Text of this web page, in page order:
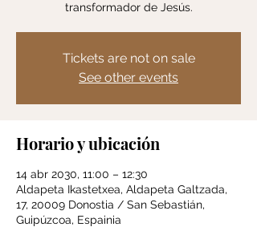
transformador de Jesús.
Tickets are not on sale
See other events
Horario y ubicación
14 abr 2030, 11:00 – 12:30
Aldapeta Ikastetxea, Aldapeta Galtzada,
17, 20009 Donostia / San Sebastián,
Guipúzcoa, Espainia